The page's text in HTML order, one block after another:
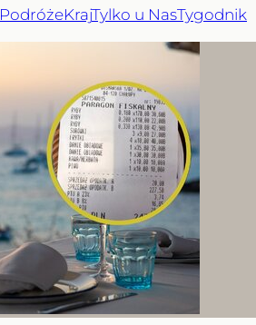
PodróżeKrajTylko u NasTygodnik